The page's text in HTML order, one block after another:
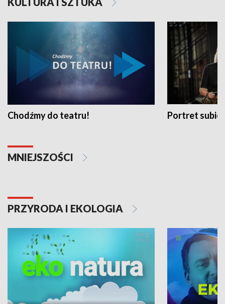
Chodźmy do teatru! Portret
MNIEJSZOŚCI
PRZYRODA I EKOLOGIA